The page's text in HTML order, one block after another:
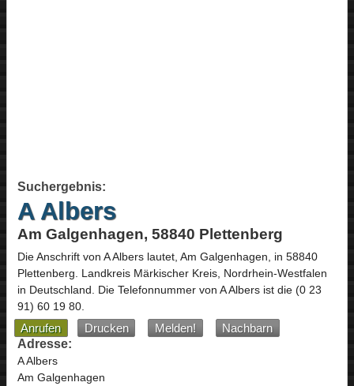
Suchergebnis:
A Albers
Am Galgenhagen, 58840 Plettenberg
Die Anschrift von A Alberslautet, Am Galgenhagen, in 58840
Plettenberg. Landkreis Märkischer Kreis, Nordrhein-Westfalen
in Deutschland. Die Telefonnummer von A Albers ist die (0 23
91) 60 19 80.
Anrufen Drucken Melden!
Nachbarn
Adresse:
A Albers
Am Galgenhagen